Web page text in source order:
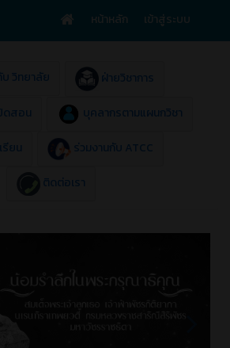
หน้าหลัก เข้าสู่ระบบ
วิทยาลัย ฝ่ายวิชาการ
ดสอน บุคลากรตามแผนกวิชา
ยน ร่วมงานกับ ATCC
ติดต่อเรา